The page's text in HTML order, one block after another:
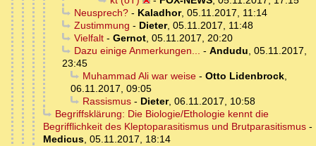
Neusprech?- Kaladhor, 05.11.2017, 11:14
Zustimmung - Dieter, 05.11.2017, 11:48
Vielfalt- Gernot, 05.11.2017, 20:20
Dazu einige Anmerkungen... - Andudu, 05.11.2017,
23:45
Muhammad Ali war weise- Otto Lidenbrock,
06.11.2017, 09:05
Rassismus- Dieter, 06.11.2017, 10:58
Begriffsklärung: Die Biologie/Ethologie kennt die
Begrifflichkeit des Kleptoparasitismus und Brutparasitismus -
Medicus, 05.11.2017, 18:14